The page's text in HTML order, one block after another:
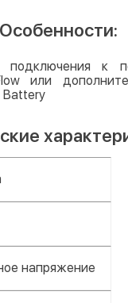
Особенности:
к
или
Battery
напряжение